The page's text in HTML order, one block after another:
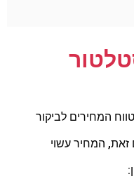
טווח המחירים לביקור
זאת, המחיר עשוי